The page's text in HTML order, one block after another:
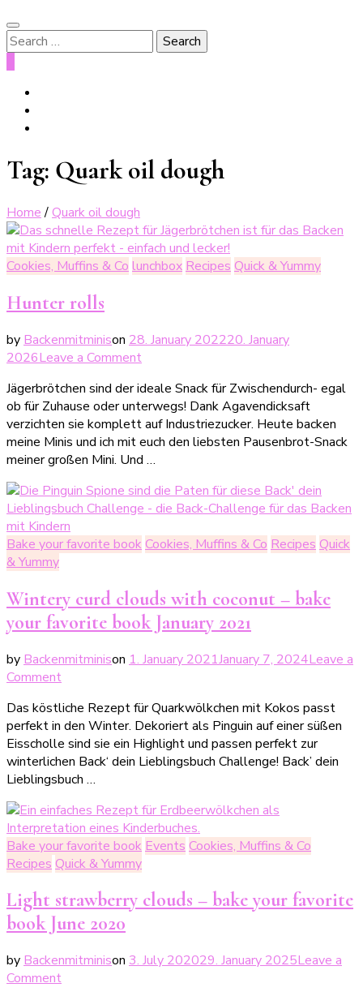
Search
for:
Tag: Quark oil dough
Home /Quark oil dough
Cookies, Muffins & Co lunchbox Recipes Quick & Yummy
Hunter rolls
by Backenmitminison 28. January 202220. January
2026Leave a Commenton
Jägerbrötchen sind der ideale Snack für Zwischendurch- egal
ob für Zuhause oder unterwegs! Dank Agavendicksaft
verzichten sie komplett auf Industriezucker. Heute backen
meine Minis und ich mit euch den liebsten Pausenbrot-Snack
meiner großen Mini. Und …
Bake your favorite bookCookies, Muffins & Co Recipes Quick
& Yummy
Wintery curd clouds with coconut – bake
your favorite book January 2021
by Backenmitminison 1. January 2021January 7, 2024Leave a
Commenton
Quarkwölkchen
mit
Kokos
–
Back‘
dein
Lieblingsbuch
Januar
2021
Das köstliche Rezept für Quarkwölkchen mit Kokos passt
perfekt in den Winter. Dekoriert als Pinguin auf einer süßen
Eisscholle sind sie ein Highlight und passen perfekt zur
winterlichen Back‘ dein Lieblingsbuch Challenge! Back’ dein
Lieblingsbuch …
Bake your favorite book Events Cookies, Muffins & Co
Recipes Quick & Yummy
Light strawberry clouds – bake your favorite
book June 2020
by Backenmitminison 3. July 202029. January 2025Leave a
Commenton